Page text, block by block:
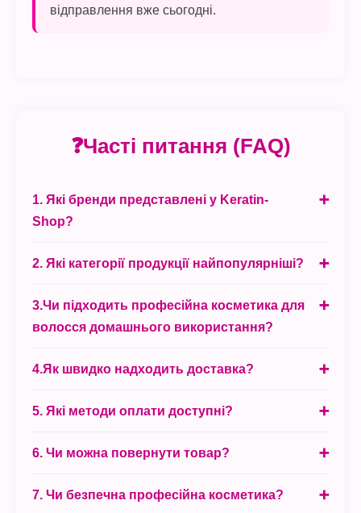
відправлення вже сьогодні.
❓Часті питання (FAQ)
1. Які бренди представлені у Keratin-
Shop?
2. Які категорії продукції найпопулярніші?
3.Чи підходить професійна косметика для
волосся домашнього використання?
4.Як швидко надходить доставка?
5. Які методи оплати доступні?
6. Чи можна повернути товар?
7. Чи безпечна професійна косметика?